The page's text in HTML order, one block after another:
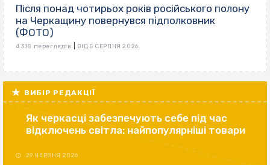
Після понад чотирьох років російського полону
на Черкащину повернувся підполковник
(ФОТО)
4 318 переглядів ВІД 5 СЕРПНЯ 2026
ВИБІР РЕДАКЦІЇ
Як черкасці забезпечують себе під час
відключень світла: найпопулярніші товари
29 ЧЕРВНЯ 2026